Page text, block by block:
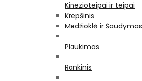
Kinezioteipai ir teipai
Krepšinis
Medžioklė ir Šaudymas
Plaukimas
Rankinis